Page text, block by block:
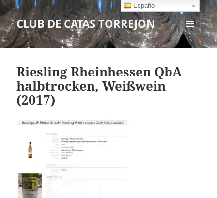
CLUB DE CATAS TORREJON
MENÚ
Y
Riesling Rheinhessen QbA
halbtrocken, Weißwein
(2017)
Español